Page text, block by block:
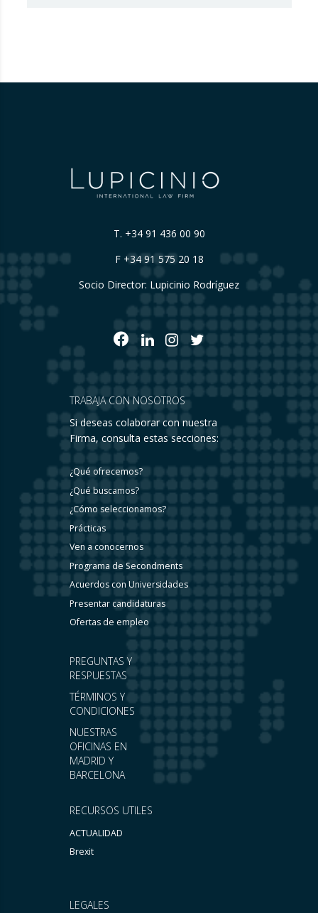
T. +34 91 436 00 90
F +34 91 575 20 18
Socio Director: Lupicinio Rodríguez
RECURSOS UTILES
ACTUALIDAD
Brexit
PREGUNTAS Y
RESPUESTAS
TÉRMINOS Y
CONDICIONES
NUESTRAS
OFICINAS EN
MADRID Y
BARCELONA
TRABAJA CON NOSOTROS
Si deseas colaborar con nuestra
Firma, consulta estas secciones:
¿Qué ofrecemos?
¿Qué buscamos?
¿Cómo seleccionamos?
Prácticas
Ven a conocernos
Programa de Secondments
Acuerdos con Universidades
Presentar candidaturas
Ofertas de empleo
LEGALES